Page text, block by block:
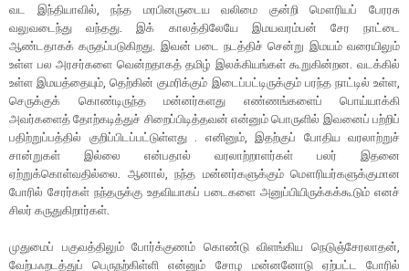
வட இந்தியாவில், நந்த மரபினருடைய வலிமை குன்றி மௌரியப் பேரரசு
வலுவடைந்து வந்தது. இக் காலத்திலேயே இமயவரம்பன் சேர நாட்டை
ஆண்டதாகக் கருதப்படுகிறது. இவன் படை நடத்திச் சென்று இமயம் வரையிலும்
உள்ள பல அரசர்களை வென்றதாகத் தமிழ் இலக்கியங்கள் கூறுகின்றன. வடக்கில்
உள்ள இமயத்தையும், தெற்கின் குமரிக்கும் இடைப்பட்டிருக்கும் பரந்த நாட்டில் உள்ள,
செருக்குக் கொண்டிருந்த மன்னர்களது எண்ணங்களைப் பொய்யாக்கி
அவர்களைத் தோற்கடித்துச் சிறைப்பிடித்தவன் என்னும் பொருளில் இவனைப் பற்றிப்
பதிற்றுப்பத்தில் குறிப்பிடப்பட்டுள்ளது . எனினும், இதற்குப் போதிய வரலாற்றுச்
சான்றுகள் இல்லை என்பதால் வரலாற்றாளர்கள் பலர் இதனை
ஏற்றுக்கொள்வதில்லை. ஆனால், நந்த மன்னர்களுக்கும் மௌரியர்களுக்குமான
போரில் சேரர்கள் நந்தருக்கு உதவியாகப் படைகளை அனுப்பியிருக்கக்கூடும் எனச்
சிலர் கருதுகிறார்கள்.
முதுமைப் பகுவத்திலும் போர்க்குணம் கொண்டு விளங்கிய நெடுஞ்சேரலாதன்,
வேற்பஃறடத்துப் பெருநற்கிள்ளி என்னும் சோழ மன்னனோடு ஏற்பட்ட போரில்